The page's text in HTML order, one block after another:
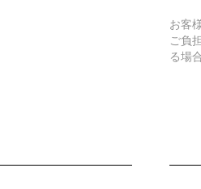
お客
ご負
る場